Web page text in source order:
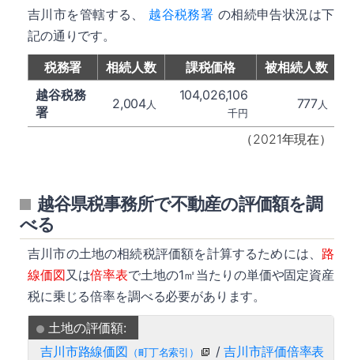
吉川市を管轄する、 越谷税務署 の相続申告状況は下
記の通りです。
（2021年現在）
税務署 相続人数 課税価格
被相続人数
越谷税務
署
2,004人
104,026,106
千円
777人
越谷県税事務所で不動産の評価額を調
べる
吉川市の土地の相続税評価額を計算するためには、 路
線価図又は倍率表で土地の1㎡当たりの単価や固定資産
税に乗じる倍率を調べる必要があります。
土地の評価額:
吉川市路線価図 （町丁名索引） /吉川市評価倍率表